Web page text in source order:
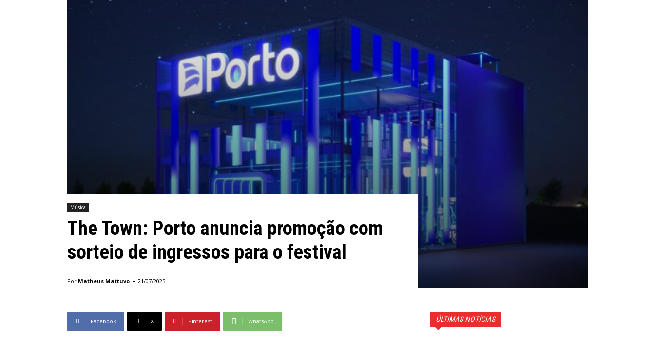
Música
The Town: Porto anuncia promoção com
sorteio de ingressos para o festival
Por Matheus Mattuvo - 21/07/2025
Facebook X Pinterest WhatsApp ÚLTIMAS NOTÍCIAS